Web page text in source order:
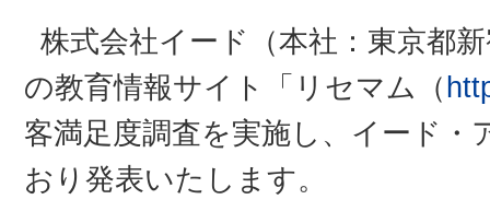
株式会社イード（本社：東京都
の教育情報サイト「リセマム（
客満足度調査を実施し、イード・
おり発表いたします。